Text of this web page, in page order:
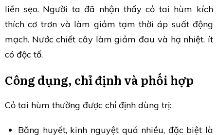
liền sẹo. Người ta đã nhận thấy cỏ tai hùm kích
thích cơ trơn và làm giảm tạm thời áp suất động
mạch. Nước chiết cây làm giảm đau và hạ nhiệt. ít
có độc tố.
Công dụng, chỉ định và phối hợp
Cỏ tai hùm thường được chỉ định dùng trị:
Băng huyết, kinh nguyệt quá nhiều, đặc biệt là